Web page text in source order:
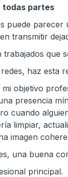
todas partes
puede
transmitir
que
haz esta
objetivo
presencia
cuando
limpiar,
imagen
una buena
principal.